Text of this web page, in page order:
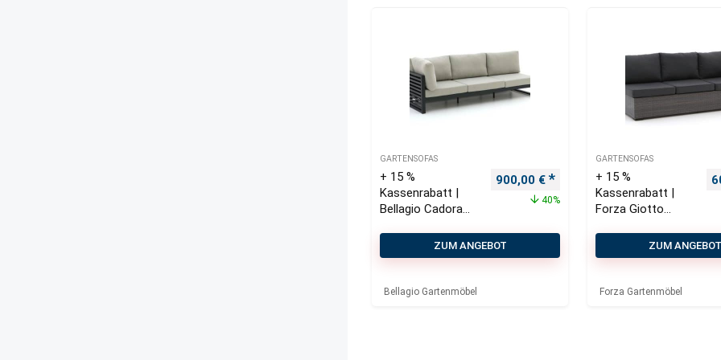
GARTENSOFAS
+ 15 %
Kassenrabatt |
Bellagio Cadora
Sitzer rechter
Arm 246 cm
Ursprünglicher Preis war: 1.500,00 €
900,00 € Aktueller Preis ist: 900,00 €.
40%
ZUM ANGEBOT
Bellagio Gartenmöbel
GARTENSOFAS
+ 15 %
Kassenrabatt |
Forza Giotto
linker Arm 216 cm
ZUM ANGEBOT
Forza Gartenmöbel